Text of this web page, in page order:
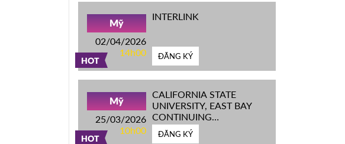
HOT
Mỹ
02/04/2026
14h00
INTERLINK
ĐĂNG KÝ
HOT
Mỹ
25/03/2026
10h00
CALIFORNIA STATE
UNIVERSITY, EAST BAY
CONTINUING
EDUCATION
ĐĂNG KÝ